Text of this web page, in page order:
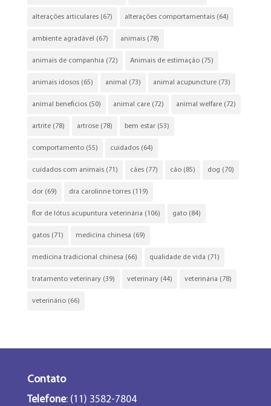
alterações articulares(67) alterações comportamentais(64)
ambiente agradável (67) animais(78)
animais de companhia (72) Animais de estimação(75)
animais idosos(65) animal (73) animal acupuncture(73)
animal beneficios(50) animal care(72) animal welfare(72)
artrite(78) artrose(78) bem estar(53)
comportamento(55) cuidados(64)
cuidados com animais(71) cães(77) cão(85) dog (70)
dor(69) dra carolinne torres(119)
flor de lótus acupuntura veterinária (106) gato(84)
gatos(71) medicina chinesa (69)
medicina tradicional chinesa (66) qualidade de vida (71)
tratamento veterinary(39) veterinary(44) veterinária (78)
veterinário(66)
Contato
Telefone: (11) 3582-7804